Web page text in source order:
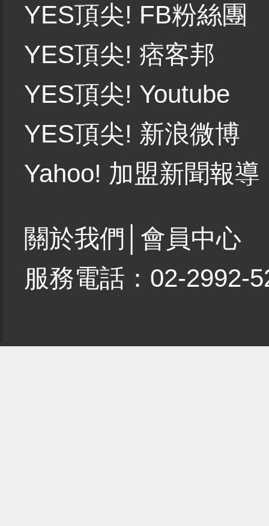
YES頂尖! FB粉絲團
YES頂尖! 痞客邦
YES頂尖! Youtube
YES頂尖! 新浪微博
Yahoo! 加盟新聞報導
關於我們
會員中心
服務電話：02-2992-